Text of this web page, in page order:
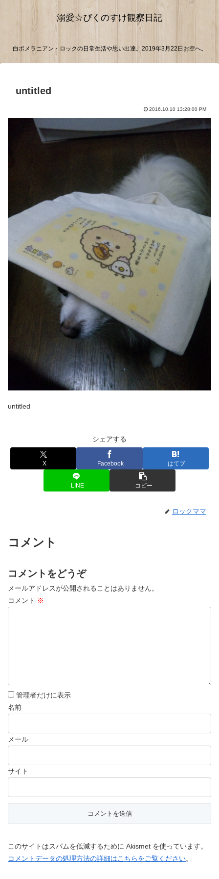
溺愛☆ぴくのすけ観察日記
白ポメラニアン・ロックの日常生活や思い出達。2019年3月22日お空へ。
untitled
2016.10.10 13:28:00 PM
untitled
シェアする
X Facebook はてブ
LINE コピー
ロックママ
コメント
コメントをどうぞ
メールアドレスが公開されることはありません。
コメント ※
管理者だけに表示
名前
メール
サイト
このサイトはスパムを低減するために Akismet を使っています。
コメントデータの処理方法の詳細はこちらをご覧ください。